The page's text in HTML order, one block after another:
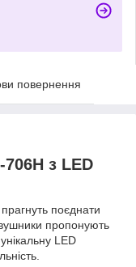
повернення
з LED
поєднати
пропонують
LED